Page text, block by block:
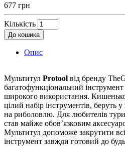
677 грн
Кількість
До кошика
Опис
Мультитул Protool від бренду
багатофункціональний
широкого використання.
цілий набір інструментів,
на риболовлю. Для любителів
став майже обов’язковим
Мультитул допоможе закрутити всі
інструмент завжди готовий до